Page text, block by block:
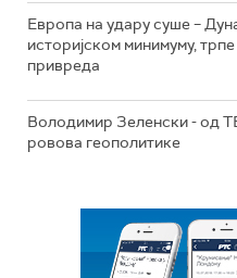
Европа на удару суше –
историјском минимуму,
привреда
Володимир Зеленски - од
ровова геополитике